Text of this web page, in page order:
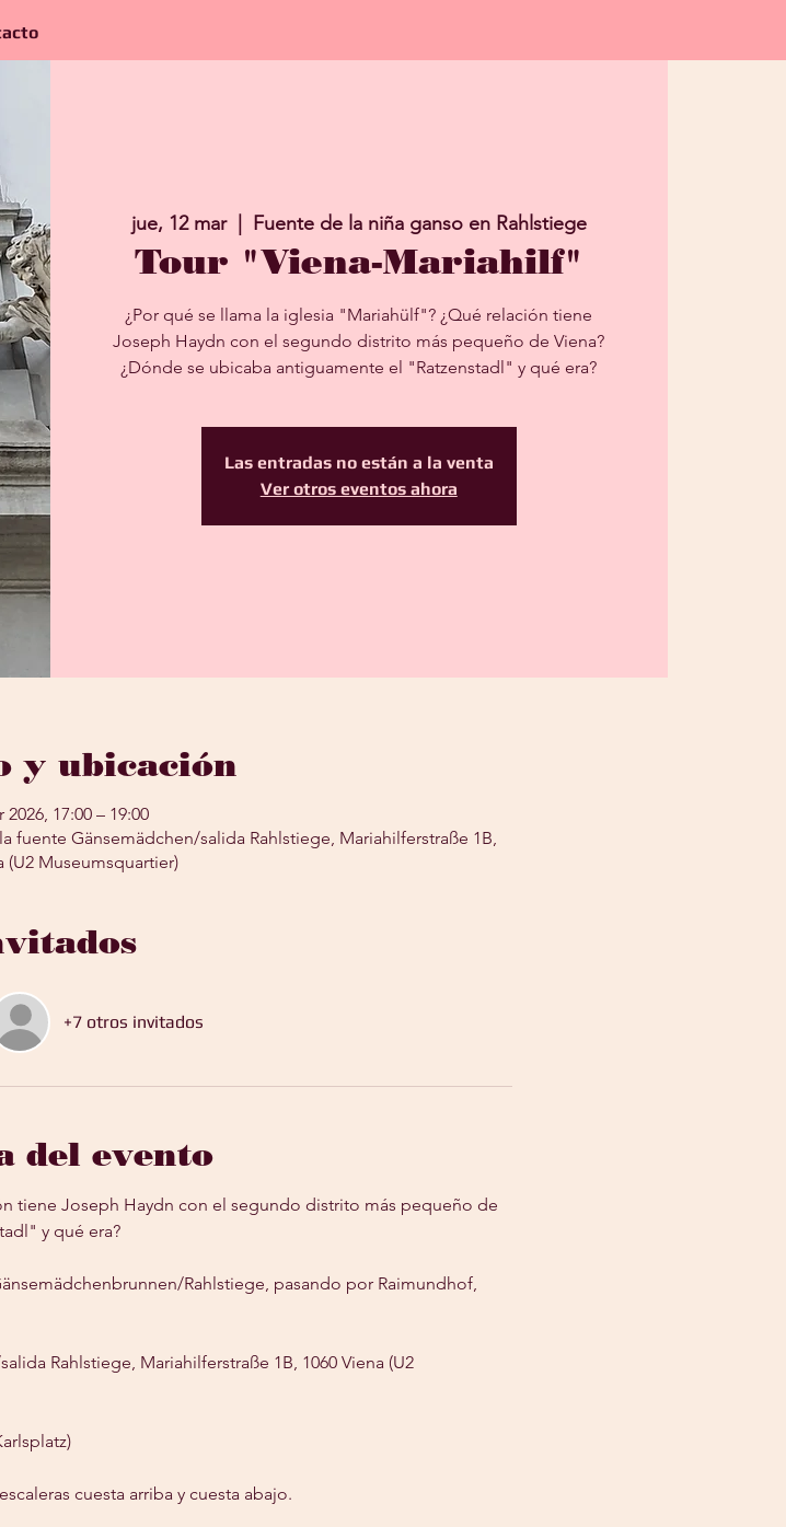
jue, 12 mar
  |
Fuente de la niña ganso en Rahlstiege
Tour "Viena-Mariahilf"
¿Por qué se llama la iglesia "Mariahülf"? ¿Qué relación tiene
Joseph Haydn con el segundo distrito más pequeño de Viena?
¿Dónde se ubicaba antiguamente el "Ratzenstadl" y qué era?
Las entradas no están a la venta
Ver otros eventos ahora
y ubicación
2026, 17:00 – 19:00
fuente Gänsemädchen/salida Rahlstiege, Mariahilferstraße 1B,
(U2 Museumsquartier)
+7 otros invitados
del evento
tiene Joseph Haydn con el segundo distrito más pequeño de
y qué era?
Rahlstiege, pasando por Raimundhof,
Rahlstiege, Mariahilferstraße 1B, 1060 Viena (U2
cuesta arriba y cuesta abajo.